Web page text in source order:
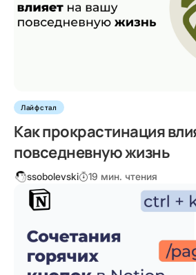
Лайфстал
Как прокрастинация
повседневную жизнь
ssobolevski 19 мин. чтения